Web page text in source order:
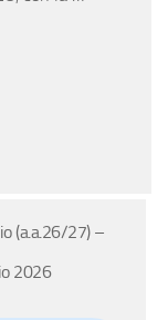
(a.a.26/27) –
2026